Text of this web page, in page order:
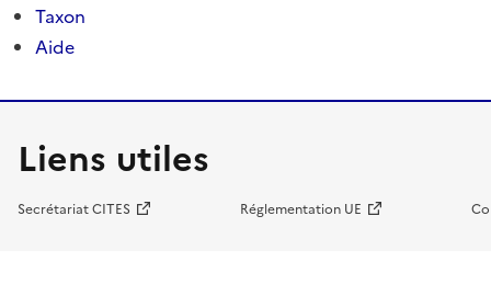
Taxon
Aide
Liens utiles
Secrétariat CITES Réglementation UE